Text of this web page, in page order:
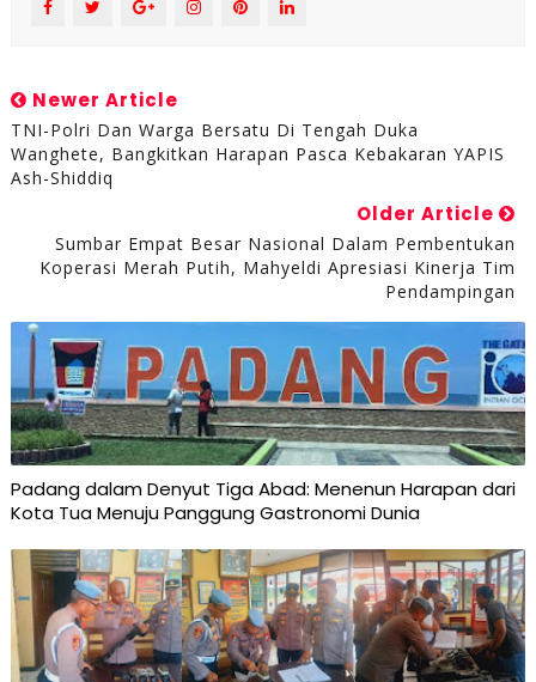
Newer Article
TNI-Polri Dan Warga Bersatu Di Tengah Duka
Wanghete, Bangkitkan Harapan Pasca Kebakaran YAPIS
Ash-Shiddiq
Older Article
Sumbar Empat Besar Nasional Dalam Pembentukan
Koperasi Merah Putih, Mahyeldi Apresiasi Kinerja Tim
Pendampingan
Padang dalam Denyut Tiga Abad: Menenun Harapan dari
Kota Tua Menuju Panggung Gastronomi Dunia